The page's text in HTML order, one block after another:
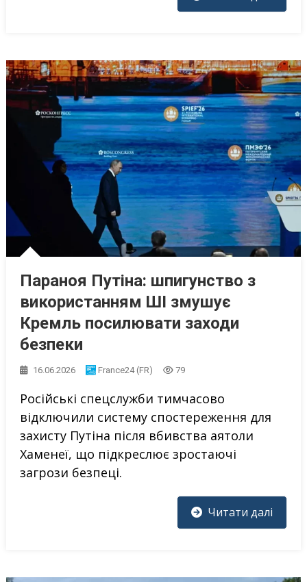
Параноя Путіна: шпигунство з
використанням ШІ змушує
Кремль посилювати заходи
безпеки
16.06.2026 France24 (FR) 79
Російські спецслужби тимчасово
відключили систему спостереження для
захисту Путіна після вбивства аятоли
Хаменеї, що підкреслює зростаючі
загрози безпеці.
Читати далі